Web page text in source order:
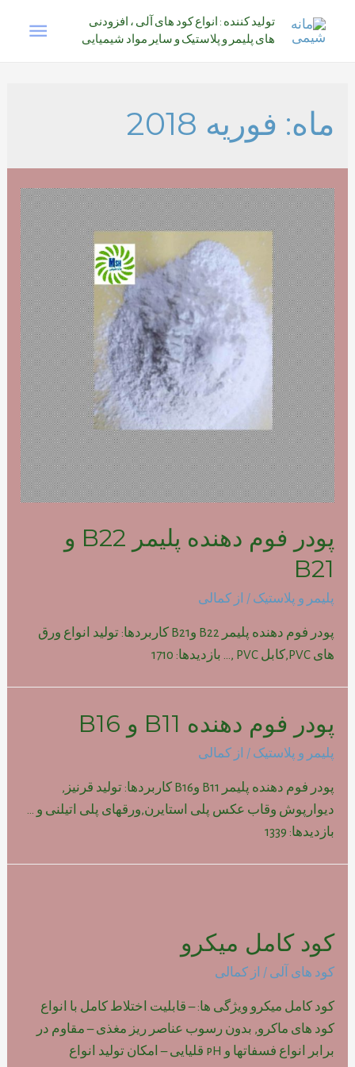
تولید کننده : انواع کود های آلی ، افزودنی
های پلیمر و پلاستیک و سایر مواد شیمیایی
ماه: فوریه 2018
پودر فوم دهنده پلیمر B22 و
B21
پلیمر و پلاستیک / از کمالی
پودر فوم دهنده پلیمر B22 وB21 کاربردها: تولید انواع ورق
های PVC,کابل PVC ,… بازدیدها: 1710
پودر فوم دهنده B11 و B16
پلیمر و پلاستیک / از کمالی
پودر فوم دهنده پلیمر B11 وB16 کاربردها: تولید قرنیز,
دیوارپوش وقاب عکس پلی استایرن,ورقهای پلی اتیلنی و …
بازدیدها: 1339
کود کامل میکرو
کود های آلی / از کمالی
کود کامل میکرو ویژگی ها: – قابلیت اختلاط کامل با انواع
کود های ماکرو, بدون رسوب عناصر ریز مغذی – مقاوم در
برابر انواع فسفاتها و pH قلیایی – امکان تولید انواع